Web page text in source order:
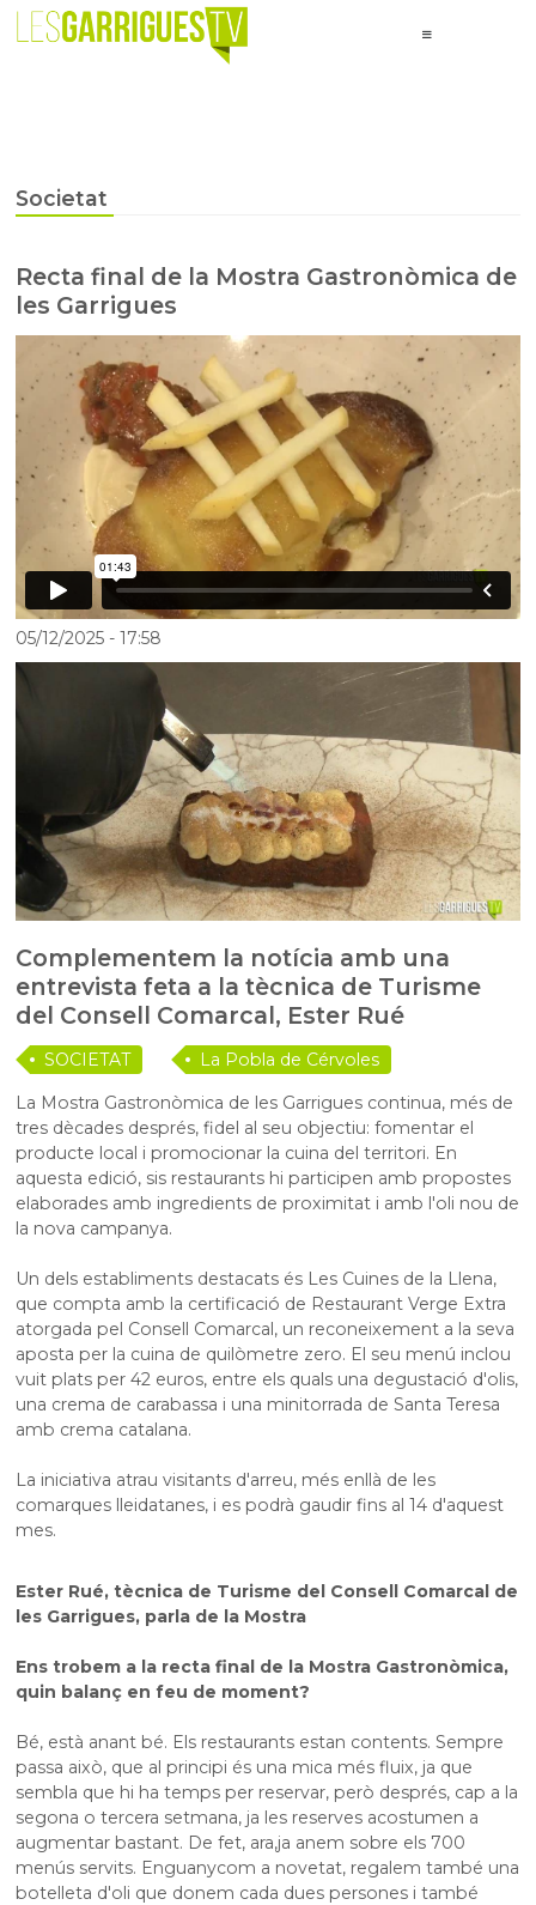
Societat
Recta final de la Mostra Gastronòmica de
les Garrigues
05/12/2025- 17:58
Complementem la notícia amb una
entrevista feta a la tècnica de Turisme
del Consell Comarcal, Ester Rué
SOCIETAT
La Pobla de Cérvoles
La Mostra Gastronòmica de les Garrigues continua, més de
tres dècades després, fidel al seu objectiu: fomentar el
producte local i promocionar la cuina del territori. En
aquesta edició, sis restaurants hi participen amb propostes
elaborades amb ingredients de proximitat i amb l'oli nou de
la nova campanya.
Un dels establiments destacats és Les Cuines de la Llena,
que compta amb la certificació de Restaurant Verge Extra
atorgada pel Consell Comarcal, un reconeixement a la seva
aposta per la cuina de quilòmetre zero. El seu menú inclou
vuit plats per 42 euros, entre els quals una degustació d'olis,
una crema de carabassa i una minitorrada de Santa Teresa
amb crema catalana.
La iniciativa atrau visitants d'arreu, més enllà de les
comarques lleidatanes, i es podrà gaudir fins al 14 d'aquest
mes.
Ester Rué, tècnica de Turisme del Consell Comarcal de
les Garrigues, parla de la Mostra
Ens trobem a la recta final de la Mostra Gastronòmica,
quin balanç en feu de moment?
Bé, està anant bé. Els restaurants estan contents. Sempre
passa això, que al principi és una mica més fluix, ja que
sembla que hi ha temps per reservar, però després, cap a la
segona o tercera setmana, ja les reserves acostumen a
augmentar bastant. De fet, ara,ja anem sobre els 700
menús servits. Enguanycom a novetat, regalem també una
botelleta d'oli que donem cada dues persones i també